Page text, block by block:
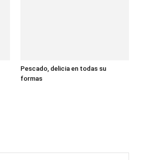
Pescado, delicia en todas su
formas